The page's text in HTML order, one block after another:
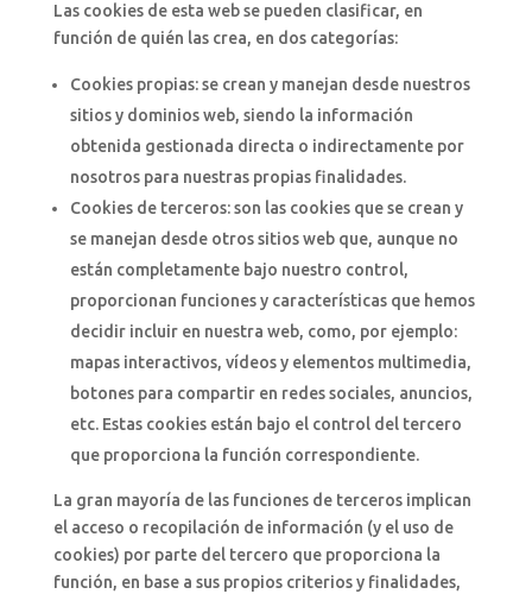
Las cookies de esta web se pueden clasificar, en
función de quién las crea, en dos categorías:
Cookies propias: se crean y manejan desde nuestros
sitios y dominios web, siendo la información
obtenida gestionada directa o indirectamente por
nosotros para nuestras propias finalidades.
Cookies de terceros: son las cookies que se crean y
se manejan desde otros sitios web que, aunque no
están completamente bajo nuestro control,
proporcionan funciones y características que hemos
decidir incluir en nuestra web, como, por ejemplo:
mapas interactivos, vídeos y elementos multimedia,
botones para compartir en redes sociales, anuncios,
etc. Estas cookies están bajo el control del tercero
que proporciona la función correspondiente.
La gran mayoría de las funciones de terceros implican
el acceso o recopilación de información (y el uso de
cookies) por parte del tercero que proporciona la
función, en base a sus propios criterios y finalidades,